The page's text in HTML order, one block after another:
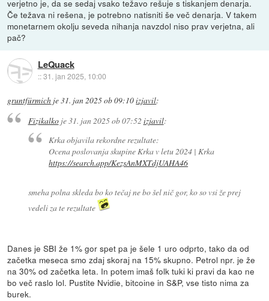
verjetno je, da se sedaj vsako težavo rešuje s tiskanjem denarja.
Če težava ni rešena, je potrebno natisniti še več denarja. V takem
monetarnem okolju seveda nihanja navzdol niso prav verjetna, ali
pač?
LeQuack
::31. jan 2025, 10:00
gruntfürmich je31. jan 2025 ob 09:10izjavil:
Fizikalkoje31. jan 2025 ob 07:52 izjavil:
Krka objavila rekordne rezultate:
Ocena poslovanja skupine Krka v letu 2024 | Krka
https://search.app/KezsAnMXTdjUAHA46
smeha polna skleda bo ko tečaj ne bo šel nič gor, ko so vsi že prej
vedeli za te rezultate
Danes je SBI že 1% gor spet pa je šele 1 uro odprto, tako da od
začetka meseca smo zdaj skoraj na 15% skupno. Petrol npr. je že
na 30% od začetka leta. In potem imaš folk tuki ki pravi da kao ne
bo več raslo lol. Pustite Nvidie, bitcoine in S&P, vse tisto nima za
burek.